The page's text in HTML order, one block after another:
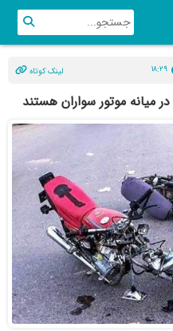
۱۸:۲۹ لینک کوتاه